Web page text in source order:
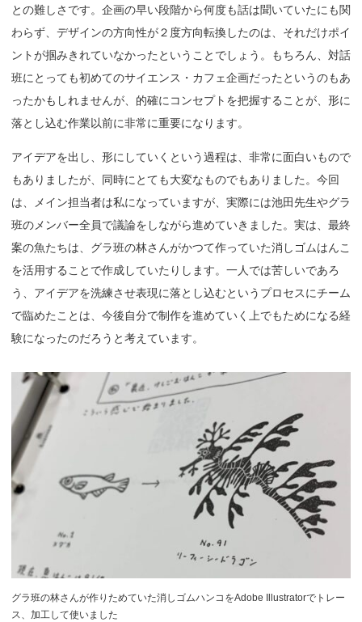
との難しさです。企画の早い段階から何度も話は聞いていたにも関
わらず、デザインの方向性が２度方向転換したのは、それだけポイ
ントが掴みきれていなかったということでしょう。もちろん、対話
班にとっても初めてのサイエンス・カフェ企画だったというのもあ
ったかもしれませんが、的確にコンセプトを把握することが、形に
落とし込む作業以前に非常に重要になります。
アイデアを出し、形にしていくという過程は、非常に面白いもので
もありましたが、同時にとても大変なものでもありました。今回
は、メイン担当者は私になっていますが、実際には池田先生やグラ
班のメンバー全員で議論をしながら進めていきました。実は、最終
案の魚たちは、グラ班の林さんがかつて作っていた消しゴムはんこ
を活用することで作成していたりします。一人では苦しいであろ
う、アイデアを洗練させ表現に落とし込むというプロセスにチーム
で臨めたことは、今後自分で制作を進めていく上でもためになる経
験になったのだろうと考えています。
グラ班の林さんが作りためていた消しゴムハンコをAdobe Illustratorでトレー
ス、加工して使いました